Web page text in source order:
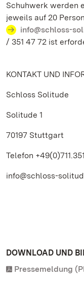
Schuhwerk werden
jeweils auf 20
info@schloss-
/ 351 47 72 ist
KONTAKT UND
Schloss Solitude
Solitude 1
70197 Stuttgart
Telefon
info@schloss-
DOWNLOAD UND
Pressemeldung